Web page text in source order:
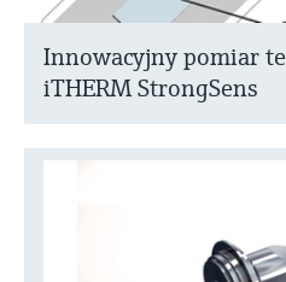
Innowacyjny pomiar
iTHERM StrongSens